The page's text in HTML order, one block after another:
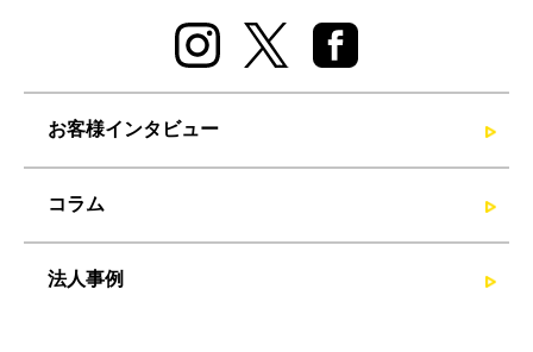
お客様インタビュー
コラム
法人事例